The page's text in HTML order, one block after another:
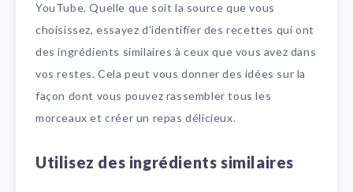
YouTube. Quelle que soit la source que vous
choisissez, essayez d’identifier des recettes qui ont
des ingrédients similaires à ceux que vous avez dans
vos restes. Cela peut vous donner des idées sur la
façon dont vous pouvez rassembler tous les
morceaux et créer un repas délicieux.
Utilisez des ingrédients similaires